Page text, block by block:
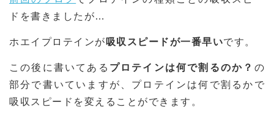
ドを書きましたが…
ホエイプロテインが 吸収スピードが一番早いです。
この後に書いてある プロテインは何で割るのか？ の
部分で書いていますが、プロテインは何で割るかで
吸収スピードを変えることができます。